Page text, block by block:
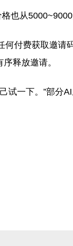
也从5000~9000
付费获取邀请
释放邀请。
一下。”部分AI